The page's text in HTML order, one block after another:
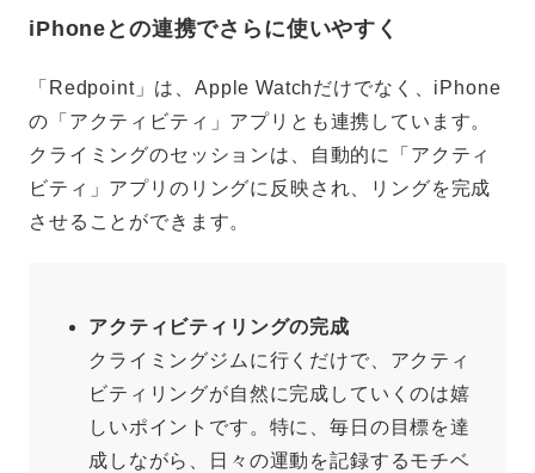
iPhoneとの連携でさらに使いやすく
「Redpoint」は、Apple Watchだけでなく、iPhone
の「アクティビティ」アプリとも連携しています。
クライミングのセッションは、自動的に「アクティ
ビティ」アプリのリングに反映され、リングを完成
させることができます。
アクティビティリングの完成
クライミングジムに行くだけで、アクティ
ビティリングが自然に完成していくのは嬉
しいポイントです。特に、毎日の目標を達
成しながら、日々の運動を記録するモチベ